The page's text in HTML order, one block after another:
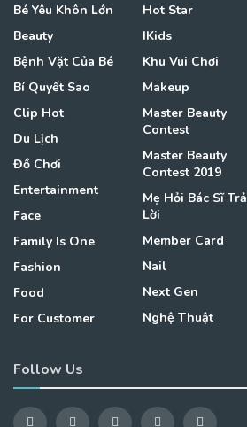
Bé Yêu Khôn Lớn
Beauty
Bệnh Vặt Của Bé
Bí Quyết Sao
Clip Hot
Du Lịch
Đồ Chơi
Entertainment
Face
Family Is One
Fashion
Food
For Customer
Hot Star
IKids
Khu Vui Chơi
Makeup
Master Beauty
Contest
Master Beauty
Contest 2019
Mẹ Hỏi Bác Sĩ Trả
Lời
Member Card
Nail
Next Gen
Nghệ Thuật
Follow Us